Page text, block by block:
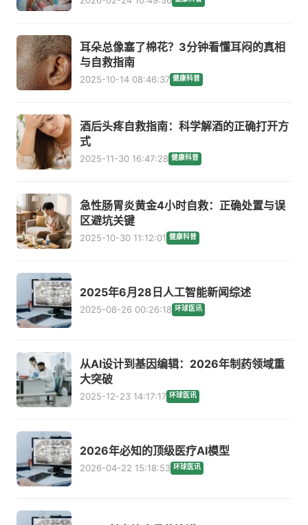
耳朵总像塞了棉花？3分钟看懂耳闷的真相
与自救指南
2025-10-14 08:46:37 健康科普
酒后头疼自救指南：科学解酒的正确打开方
式
2025-11-30 16:47:28 健康科普
急性肠胃炎黄金4小时自救：正确处置与误
区避坑关键
2025-10-30 11:12:01 健康科普
2025年6月28日人工智能新闻综述
2025-08-26 00:26:18 环球医讯
从AI设计到基因编辑：2026年制药领域重
大突破
2025-12-23 14:17:17 环球医讯
2026年必知的顶级医疗AI模型
2026-04-22 15:18:53 环球医讯